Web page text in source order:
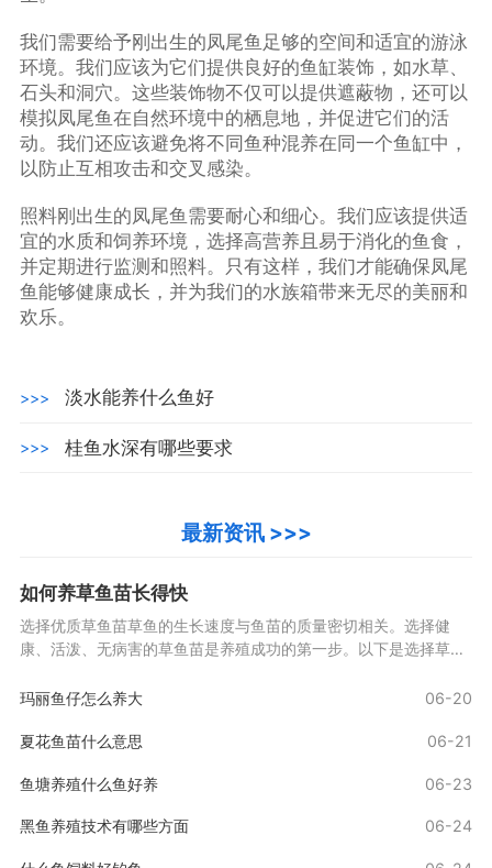
我们需要给予刚出生的凤尾鱼足够的空间和适宜的游泳
环境。我们应该为它们提供良好的鱼缸装饰，如水草、
石头和洞穴。这些装饰物不仅可以提供遮蔽物，还可以
模拟凤尾鱼在自然环境中的栖息地，并促进它们的活
动。我们还应该避免将不同鱼种混养在同一个鱼缸中，
以防止互相攻击和交叉感染。
照料刚出生的凤尾鱼需要耐心和细心。我们应该提供适
宜的水质和饲养环境，选择高营养且易于消化的鱼食，
并定期进行监测和照料。只有这样，我们才能确保凤尾
鱼能够健康成长，并为我们的水族箱带来无尽的美丽和
欢乐。
>>> 淡水能养什么鱼好
>>> 桂鱼水深有哪些要求
最新资讯 >>>
如何养草鱼苗长得快
选择优质草鱼苗草鱼的生长速度与鱼苗的质量密切相关。选择健
康、活泼、无病害的草鱼苗是养殖成功的第一步。以下是选择草鱼
玛丽鱼仔怎么养大
06-20
夏花鱼苗什么意思 06-21
鱼塘养殖什么鱼好养 06-23
黑鱼养殖技术有哪些方面 06-24